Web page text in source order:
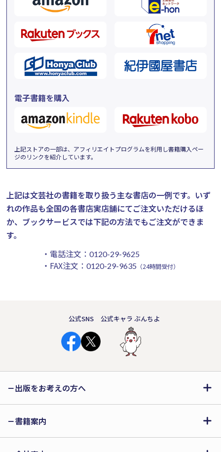
電子書籍を購入
上記ストアの一部は、アフィリエイトプログラムを利用し書籍購入ペー
ジのリンクを紹介しています。
上記は文芸社の書籍を取り扱う主な書店の一例です。 いず
れの作品も全国の各書店実店舗にてご注文いただけるほ
か、ブックサービスでは下記の方法でもご注文ができま
す。
・電話注文： 0120-29-9625
・FAX注文： 0120-29-9635 （24時間受付）
公式SNS 公式キャラ ぶんちよ
出版をお考えの方へ
書籍案内